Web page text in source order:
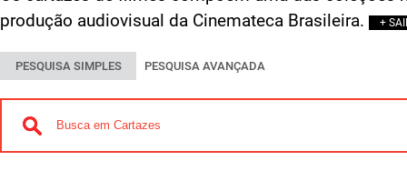
produção audiovisual da Cinemateca Brasileira.
+
PESQUISA SIMPLES PESQUISA AVANÇADA